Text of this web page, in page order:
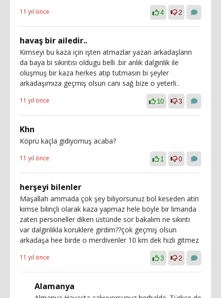
11 yıl önce 4 2
havaş bir ailedir..
Kimseyi bu kaza için işten atmazlar yazan arkadaşların
da baya bi sıkıntısı oldugu belli .bir anlık dalgınlık ile
oluşmuş bir kaza herkes atıp tutmasın bi şeyler
arkadaşımıza geçmiş olsun canı sağ bize o yeterli..
11 yıl önce 10 3
Khn
Köprü kaçla gidiyomuş acaba?
11 yıl önce 1 0
herşeyi bilenler
Maşallah ammada çok şey biliyorsunuz bol keseden atin
kimse bilinçli olarak kaza yapmaz hele böyle bir limanda
zaten personeller diken üstünde sor bakalım ne sıkıntı
var dalginlikla koruklere girdim??çok geçmiş olsun
arkadaşa hee birde o merdivenler 10 km dek hızlı gitmez
11 yıl önce 3 2
Alamanya